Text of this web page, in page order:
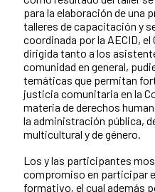
para la elaboración de una
talleres de capacitación y
coordinada por la AECID, el
dirigida tanto a los
comunidad en general,
temáticas que permitan
justicia comunitaria en la
materia de derechos
la administración pública,
multicultural y de género.
Los y las participantes
compromiso en participar
formativo, el cual además